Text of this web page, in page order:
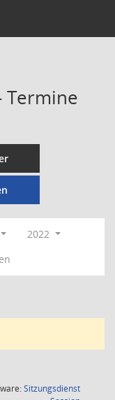
Termine
2022
Sitzungsdienst